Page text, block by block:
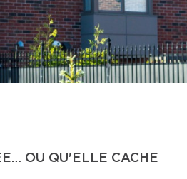
OU QU'ELLE CACHE